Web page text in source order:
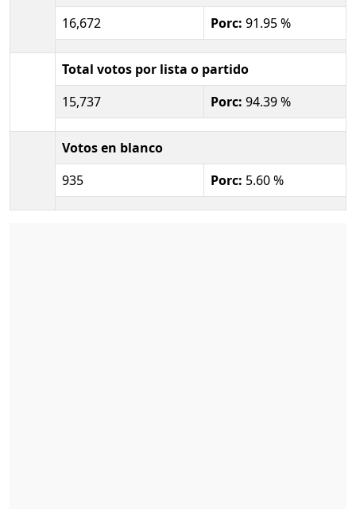
16,672
Porc: 91.95 %
Total votos por lista o partido
15,737
Porc: 94.39 %
Votos en blanco
935
Porc: 5.60 %